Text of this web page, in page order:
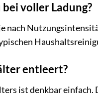
voller Ladung?
nach
entleert?
ist denkbar